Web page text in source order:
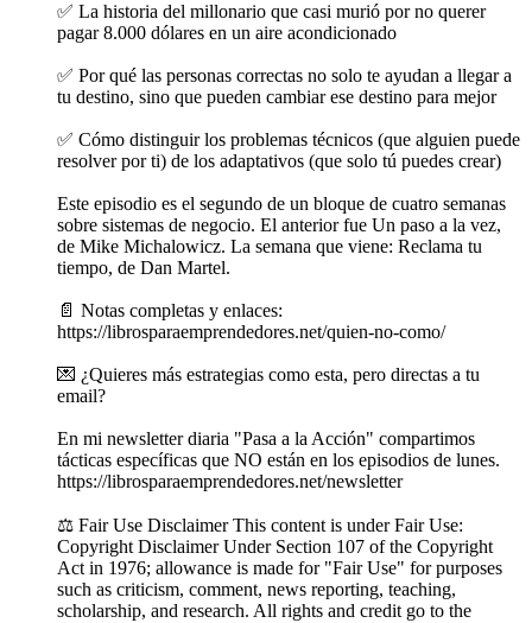
✅ La historia del millonario que casi murió por no querer
pagar 8.000 dólares en un aire acondicionado
✅ Por qué las personas correctas no solo te ayudan a llegar a
tu destino, sino que pueden cambiar ese destino para mejor
✅ Cómo distinguir los problemas técnicos (que alguien puede
resolver por ti) de los adaptativos (que solo tú puedes crear)
Este episodio es el segundo de un bloque de cuatro semanas
sobre sistemas de negocio. El anterior fue Un paso a la vez,
de Mike Michalowicz. La semana que viene: Reclama tu
tiempo, de Dan Martel.
📄 Notas completas y enlaces:
https://librosparaemprendedores.net/quien-no-como/
💌 ¿Quieres más estrategias como esta, pero directas a tu
email?
En mi newsletter diaria "Pasa a la Acción" compartimos
tácticas específicas que NO están en los episodios de lunes.
https://librosparaemprendedores.net/newsletter
⚖️ Fair Use Disclaimer This content is under Fair Use:
Copyright Disclaimer Under Section 107 of the Copyright
Act in 1976; allowance is made for "Fair Use" for purposes
such as criticism, comment, news reporting, teaching,
scholarship, and research. All rights and credit go to the